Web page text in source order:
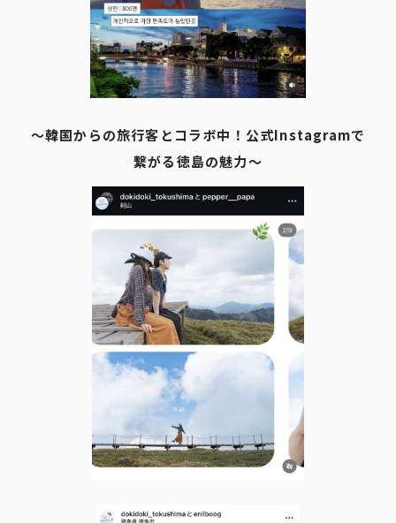
～韓国からの旅行客とコラボ中！公式Instagramで
繋がる徳島の魅力～